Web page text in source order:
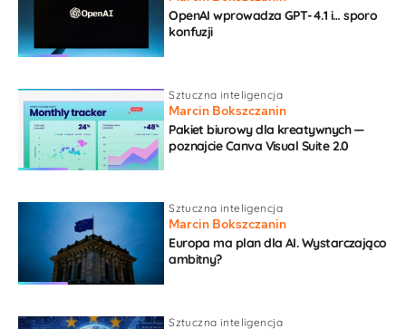
OpenAI wprowadza GPT-4.1 i… sporo
konfuzji
Sztuczna inteligencja
Marcin Bokszczanin
Pakiet biurowy dla kreatywnych —
poznajcie Canva Visual Suite 2.0
Sztuczna inteligencja
Marcin Bokszczanin
Europa ma plan dla AI. Wystarczająco
ambitny?
Sztuczna inteligencja